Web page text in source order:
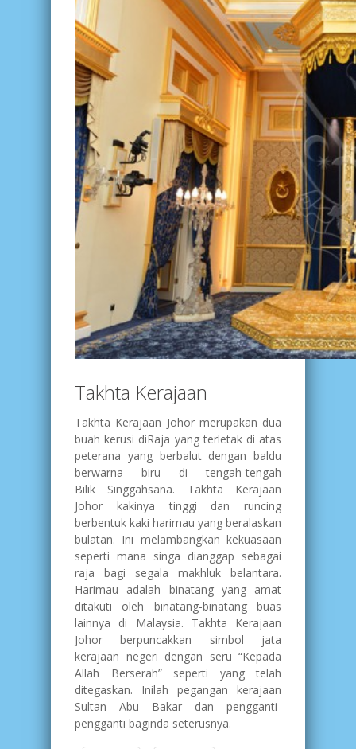
Takhta Kerajaan
Takhta Kerajaan Johor merupakan dua
buah kerusi diRaja yang terletak di atas
peterana yang berbalut dengan baldu
berwarna biru di tengah-tengah
Bilik Singgahsana. Takhta Kerajaan
Johor kakinya tinggi dan runcing
berbentuk kaki harimau yang beralaskan
bulatan. Ini melambangkan kekuasaan
seperti mana singa dianggap sebagai
raja bagi segala makhluk belantara.
Harimau adalah binatang yang amat
ditakuti oleh binatang-binatang buas
lainnya di Malaysia. Takhta Kerajaan
Johor berpuncakkan simbol jata
kerajaan negeri dengan seru “Kepada
Allah Berserah” seperti yang telah
ditegaskan. Inilah pegangan kerajaan
Sultan Abu Bakar dan pengganti-
pengganti baginda seterusnya.